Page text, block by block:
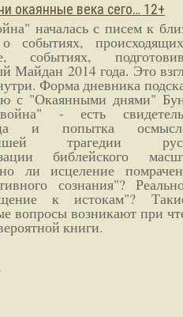
окаянные века сего… 12+
началась с писем к
событиях,
событиях,
Майдан 2014 года. Это
Форма дневника
с "Окаянными днями"
- есть
и попытка
трагедии
библейского
ли исцеление
сознания"?
к истокам"?
вопросы возникают при
книги.